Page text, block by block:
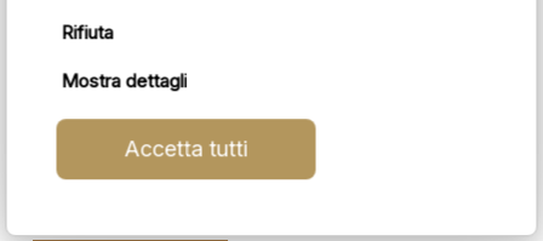
Rifiuta
Mostra dettagli
Accetta tutti
Save my name, email, and website in this
browser for the next time I comment.